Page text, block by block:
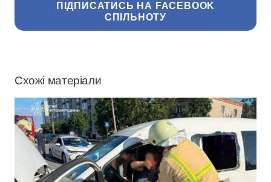
ПІДПИСАТИСЬ НА FACEBOOK
СПІЛЬНОТУ
Схожі матеріали